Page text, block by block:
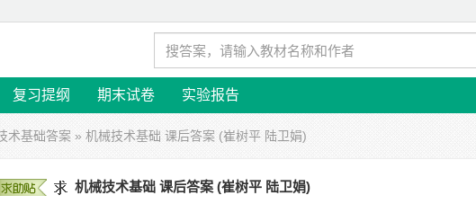
复习提纲 期末试卷 实验报告
术基础答案 » 机械技术基础 课后答案 (崔树平 陆卫娟)
机械技术基础 课后答案 (崔树平 陆卫娟)